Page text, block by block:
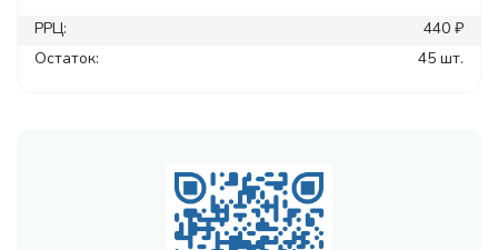
РРЦ:
440 ₽
Остаток:
45 шт.